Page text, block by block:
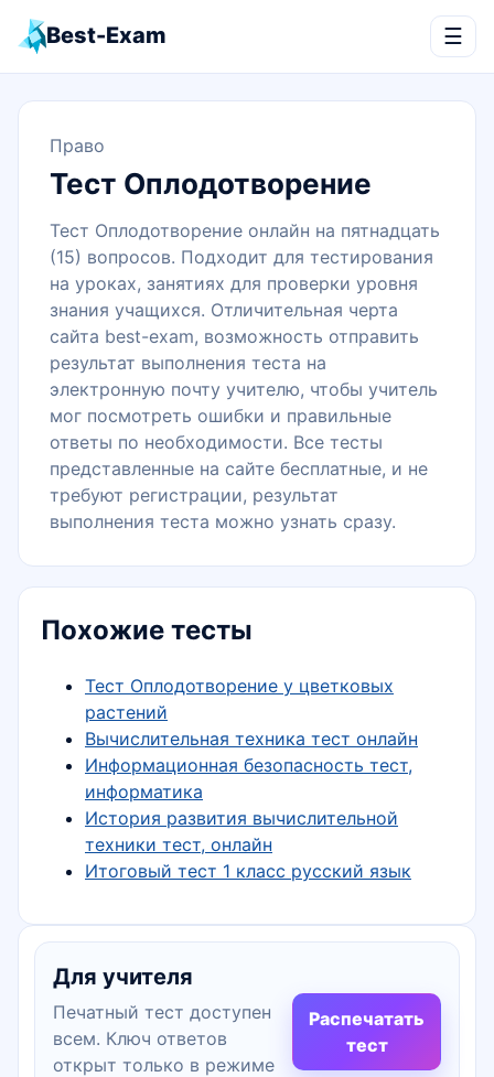
Best-Exam ☰
Право
Тест Оплодотворение
Тест Оплодотворение онлайн на пятнадцать
(15) вопросов. Подходит для тестирования
на уроках, занятиях для проверки уровня
знания учащихся. Отличительная черта
сайта best-exam, возможность отправить
результат выполнения теста на
электронную почту учителю, чтобы учитель
мог посмотреть ошибки и правильные
ответы по необходимости. Все тесты
представленные на сайте бесплатные, и не
требуют регистрации, результат
выполнения теста можно узнать сразу.
Похожие тесты
Тест Оплодотворение у цветковых
растений
Вычислительная техника тест онлайн
Информационная безопасность тест,
информатика
История развития вычислительной
техники тест, онлайн
Итоговый тест 1 класс русский язык
Для учителя
Печатный тест доступен
всем. Ключ ответов
открыт только в режиме
Распечатать
тест